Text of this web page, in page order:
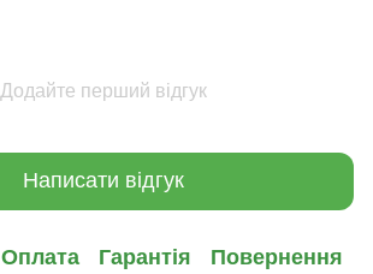
Додайте перший відгук
Написати відгук
Оплата Гарантія Повернення